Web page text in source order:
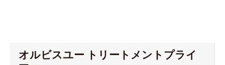
オルビスユー トリートメントプライ